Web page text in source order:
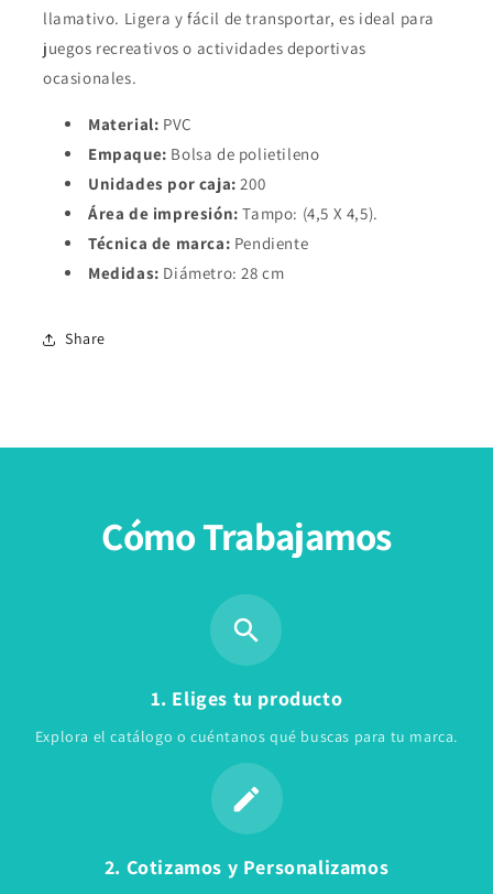
llamativo. Ligera y fácil de transportar, es ideal para
juegos recreativos o actividades deportivas
ocasionales.
Material: PVC
Empaque: Bolsa de polietileno
Unidades por caja: 200
Área de impresión: Tampo: (4,5 X 4,5).
Técnica de marca: Pendiente
Medidas: Diámetro: 28 cm
Share
Cómo Trabajamos
1. Eliges tu producto
Explora el catálogo o cuéntanos qué buscas para tu marca.
2. Cotizamos y Personalizamos